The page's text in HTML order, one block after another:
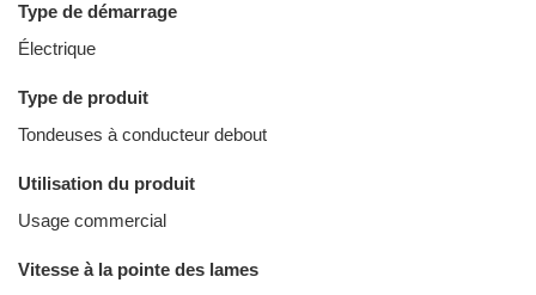
Type de démarrage
Électrique
Type de produit
Tondeuses à conducteur debout
Utilisation du produit
Usage commercial
Vitesse à la pointe des lames